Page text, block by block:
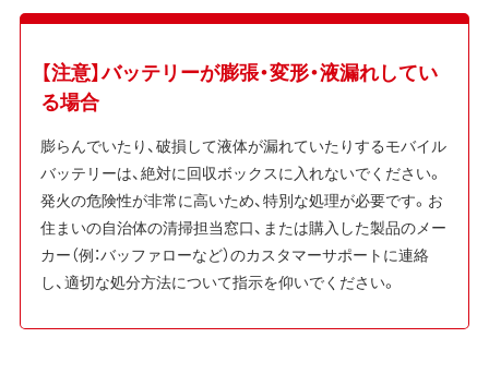
【注意】バッテリーが膨張・変形・液漏れしてい
る場合
膨らんでいたり、破損して液体が漏れていたりするモバイル
バッテリーは、絶対に回収ボックスに入れないでください。
発火の危険性が非常に高いため、特別な処理が必要です。お
住まいの自治体の清掃担当窓口、または購入した製品のメー
カー（例：バッファローなど）のカスタマーサポートに連絡
し、適切な処分方法について指示を仰いでください。